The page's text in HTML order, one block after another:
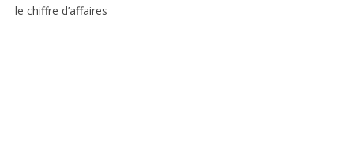
le chiffre d’affaires